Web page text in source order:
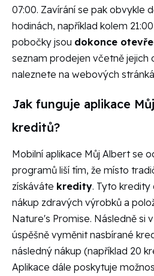
07:00. Zavírání se pak obvykle
hodinách, například kolem
pobočky jsou dokonce
seznam prodejen včetně jejich
naleznete na webových
Jak funguje aplikace
kreditů?
Mobilní aplikace Můj Albert se
programů liší tím, že místo
získáváte kredity. Tyto
nákup zdravých výrobků a
Nature's Promise. Následně si
úspěšně vyměnit nasbírané
následný nákup (například 20
Aplikace dále poskytuje